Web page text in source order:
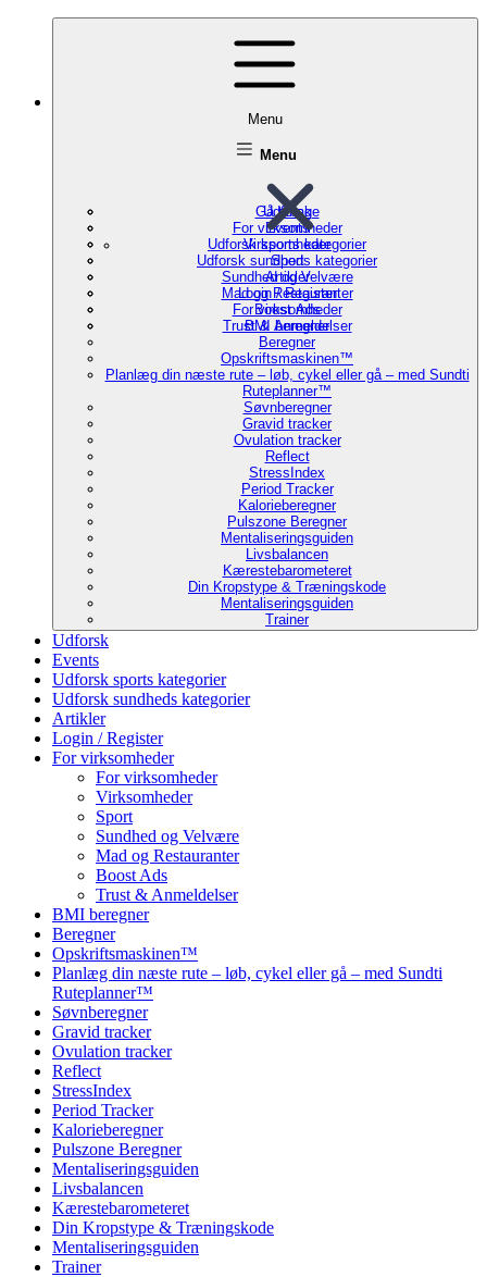
Menu
Menu
Udforsk
Events
Udforsk sports kategorier
Udforsk sundheds kategorier
Artikler
Login / Register
For virksomheder
BMI beregner
Beregner
Opskriftsmaskinen™
Planlæg din næste rute – løb, cykel eller gå – med Sundti
Ruteplanner™
Søvnberegner
Gravid tracker
Ovulation tracker
Reflect
StressIndex
Period Tracker
Kalorieberegner
Pulszone Beregner
Mentaliseringsguiden
Livsbalancen
Kærestebarometeret
Din Kropstype & Træningskode
Mentaliseringsguiden
Trainer
Gå tilbage
For virksomheder
Virksomheder
Sport
Sundhed og Velvære
Mad og Restauranter
Boost Ads
Trust & Anmeldelser
Udforsk
Events
Udforsk sports kategorier
Udforsk sundheds kategorier
Artikler
Login / Register
For virksomheder
For virksomheder
Virksomheder
Sport
Sundhed og Velvære
Mad og Restauranter
Boost Ads
Trust & Anmeldelser
BMI beregner
Beregner
Opskriftsmaskinen™
Planlæg din næste rute – løb, cykel eller gå – med Sundti
Ruteplanner™
Søvnberegner
Gravid tracker
Ovulation tracker
Reflect
StressIndex
Period Tracker
Kalorieberegner
Pulszone Beregner
Mentaliseringsguiden
Livsbalancen
Kærestebarometeret
Din Kropstype & Træningskode
Mentaliseringsguiden
Trainer